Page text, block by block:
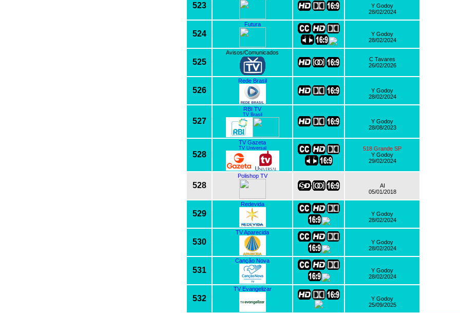
523
Y Godoy
28/02/2024
524
Futura
Y Godoy
28/02/2024
525
Avisos/Comunicados
C Tavares
26/02/2026
526
Rede Brasil
Y Godoy
28/02/2024
527
RBI TV
TV Brasil
Y Godoy
28/08/2023
528
TV Gazeta
TV Universal
518 Grande SP
Y Godoy
29/02/2024
528
Polishop TV
AI
05/01/2018
529
Redevida
Y Godoy
28/02/2024
530
TV Aparecida
Y Godoy
28/02/2024
531
Canção Nova
Y Godoy
28/02/2024
532
TV Evangelizar
Y Godoy
25/09/2025